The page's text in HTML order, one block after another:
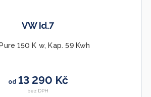
VW Id.7
150 K w, Kap. 59 Kwh
od 13 290 Kč
bez DPH